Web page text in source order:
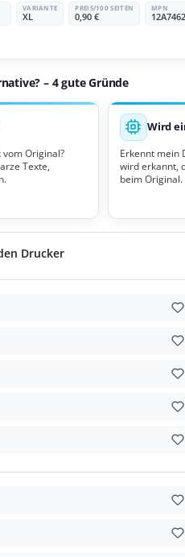
VARIANTE
XL
PREIS/100 SEITEN
0,90 €
MPN
12A7462
– 4 gute Gründe
Original?
Texte,
Wird
Erkennt mein
wird erkannt,
beim Original.
Drucker